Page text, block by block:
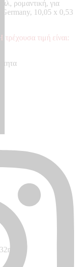
ρομαντική, για
Germany, 10,05 x 0,53
τρέχουσα τιμή είναι: